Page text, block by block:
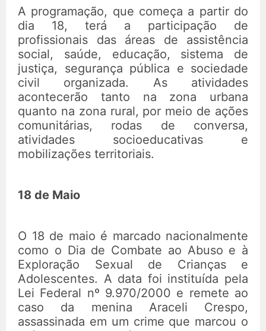
A programação, que começa a partir do
dia 18, terá a participação de
profissionais das áreas de assistência
social, saúde, educação, sistema de
justiça, segurança pública e sociedade
civil organizada. As atividades
acontecerão tanto na zona urbana
quanto na zona rural, por meio de ações
comunitárias, rodas de conversa,
atividades socioeducativas e
mobilizações territoriais.
18 de Maio
O 18 de maio é marcado nacionalmente
como o Dia de Combate ao Abuso e à
Exploração Sexual de Crianças e
Adolescentes. A data foi instituída pela
Lei Federal nº 9.970/2000 e remete ao
caso da menina Araceli Crespo,
assassinada em um crime que marcou o